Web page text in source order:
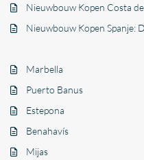
Nieuwbouw Kopen Costa
Nieuwbouw Kopen Spanje:
Marbella
Puerto Banus
Estepona
Benahavís
Mijas